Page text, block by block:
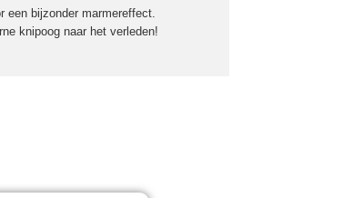
een bijzonder marmereffect.
knipoog naar het verleden!